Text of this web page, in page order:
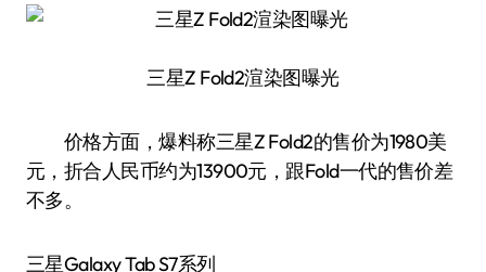
三星Z Fold2渲染图曝光
价格方面，爆料称三星Z Fold2的售价为1980美
元，折合人民币约为13900元，跟Fold一代的售价差
不多。
三星Galaxy Tab S7系列